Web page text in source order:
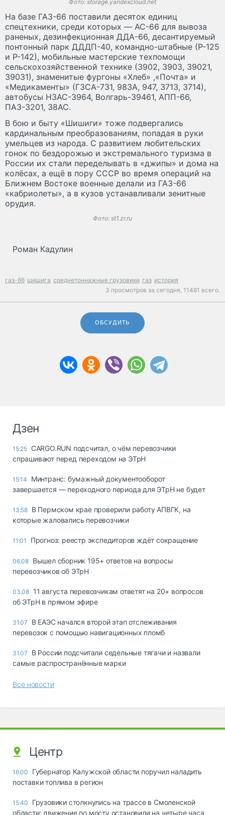
Фото: storage.yandexcloud.net
На базе ГАЗ-66 поставили десяток единиц
спецтехники, среди которых — АС-66 для вывоза
раненых, дезинфекционная ДДА-66, десантируемый
понтонный парк ДДДП-40, командно-штабные (Р-125
и Р-142), мобильные мастерские техпомощи
сельскохозяйственной технике (3902, 3903, 39021,
39031), знаменитые фургоны «Хлеб» ,«Почта» и
«Медикаменты» (ГЗСА-731, 983А, 947, 3713, 3714),
автобусы НЗАС-3964, Волгарь-39461, АПП-66,
ПАЗ-3201, 38АС.
В бою и быту «Шишиги» тоже подвергались
кардинальным преобразованиям, попадая в руки
умельцев из народа. С развитием любительских
гонок по бездорожью и экстремального туризма в
России их стали переделывать в «джипы» и дома на
колёсах, а ещё в пору СССР во время операций на
Ближнем Востоке военные делали из ГАЗ-66
«кабриолеты», а в кузов устанавливали зенитные
орудия.
Фото: st1.zr.ru
Роман Кадулин
газ-66 шишига среднетоннажные грузовики газ история
3 просмотров за сегодня, 11481 всего.
ОБСУДИТЬ
Дзен
15:25 CARGO.RUN подсчитал, о чём перевозчики
спрашивают перед переходом на ЭТрН
15:14
Минтранс: бумажный документооборот
завершается — переходного периода для ЭТрН не будет
13:58 В Пермском крае проверили работу АПВГК, на
которые жаловались перевозчики
11:01 Прогноз: реестр экспедиторов ждёт сокращение
06.08 Вышел сборник 195+ ответов на вопросы
перевозчиков об ЭТрН
03.08 11 августа перевозчикам ответят на 20+ вопросов
об ЭТрН в прямом эфире
31.07
В ЕАЭС начался второй этап отслеживания
перевозок с помощью навигационных пломб
31.07
В России подсчитали седельные тягачи и назвали
самые распространённые марки
Все новости
Центр
16:00
Губернатор Калужской области поручил наладить
поставки топлива в регион
15:40
Грузовики столкнулись на трассе в Смоленской
области: движение по мосту остановили на четыре часа